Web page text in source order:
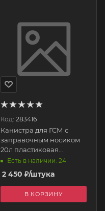
Код: 283416
Канистра для ГСМ с
заправочным носиком
20л пластиковая
красная 55299 3TON
Есть в наличии: 24
2 450 ₽/штука
В КОРЗИНУ